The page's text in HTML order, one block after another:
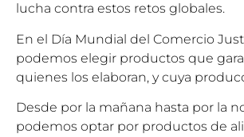
lucha contra estos retos globales.
En el Día Mundial del Comercio
podemos elegir productos que
quienes los elaboran, y cuya
Desde por la mañana hasta por la
podemos optar por productos de